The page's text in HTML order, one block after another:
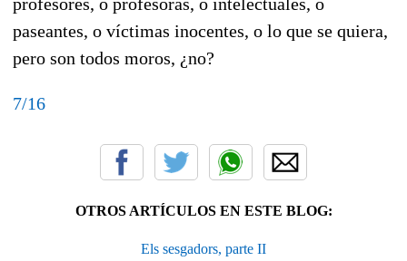
paseantes, o víctimas inocentes, o lo que se quiera,
pero son todos moros, ¿no?
7/16
OTROS ARTÍCULOS EN ESTE BLOG:
Els sesgadors, parte II